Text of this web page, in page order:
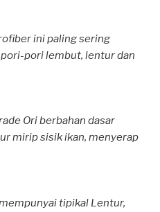
ini paling sering
pori lembut, lentur dan
Ori berbahan dasar
mirip sisik ikan, menyerap
tipikal Lentur,